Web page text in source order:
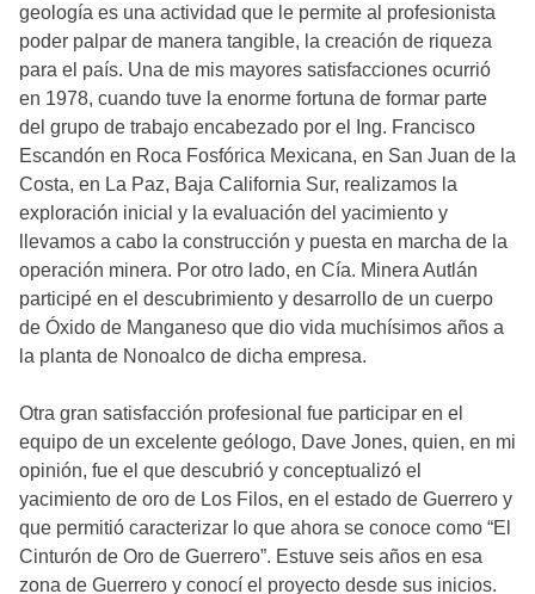
geología es una actividad que le permite al profesionista
poder palpar de manera tangible, la creación de riqueza
para el país. Una de mis mayores satisfacciones ocurrió
en 1978, cuando tuve la enorme fortuna de formar parte
del grupo de trabajo encabezado por el Ing. Francisco
Escandón en Roca Fosfórica Mexicana, en San Juan de la
Costa, en La Paz, Baja California Sur, realizamos la
exploración inicial y la evaluación del yacimiento y
llevamos a cabo la construcción y puesta en marcha de la
operación minera. Por otro lado, en Cía. Minera Autlán
participé en el descubrimiento y desarrollo de un cuerpo
de Óxido de Manganeso que dio vida muchísimos años a
la planta de Nonoalco de dicha empresa.
Otra gran satisfacción profesional fue participar en el
equipo de un excelente geólogo, Dave Jones, quien, en mi
opinión, fue el que descubrió y conceptualizó el
yacimiento de oro de Los Filos, en el estado de Guerrero y
que permitió caracterizar lo que ahora se conoce como “El
Cinturón de Oro de Guerrero”. Estuve seis años en esa
zona de Guerrero y conocí el proyecto desde sus inicios.